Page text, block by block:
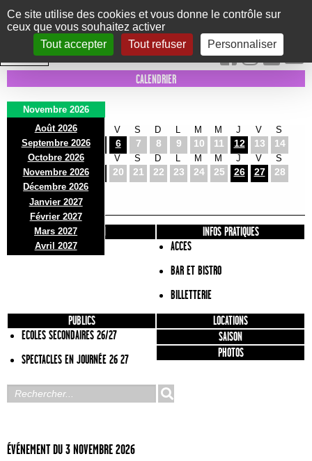
Panneau de gestion des cookies
Ce site utilise des cookies et vous donne le contrôle sur
ceux que vous souhaitez activer
Tout accepter
Tout refuser Personnaliser
Le Marni
CONCERTS DANSE/CIRQUE THÉÂTRE KIDS EXPOS EVENTS
INTRA MUROS
CALENDRIER
Novembre 2026
Août 2026
Septembre 2026
Octobre 2026
Novembre 2026
Décembre 2026
Janvier 2027
Février 2027
Mars 2027
Avril 2027
L
2
M
3
M
4
V
6
S
7
D
8 9
M
10
M
11
J
12
V
13
S
14
L
16
M
17
M
18
V
20
S
21
D
22 23
M
24
M
25
J
26
V
27
S
28
L
30
PRÉSENTATION
INFOS PRATIQUES
ACCES
BAR ET BISTRO
BILLETTERIE
PUBLICS
ECOLES SECONDAIRES 26/27
SPECTACLES EN JOURNÉE 26 27
LOCATIONS
SAISON
PHOTOS
ÉVÉNEMENT DU 3 NOVEMBRE 2026